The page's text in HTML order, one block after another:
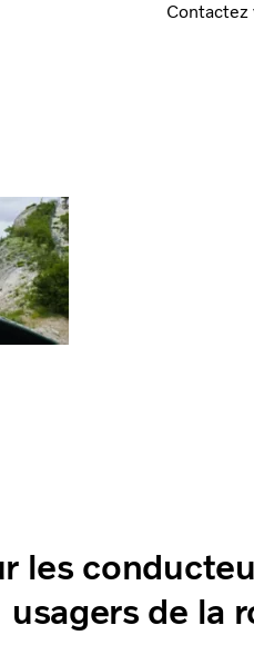
Contactez
les
usagers de la